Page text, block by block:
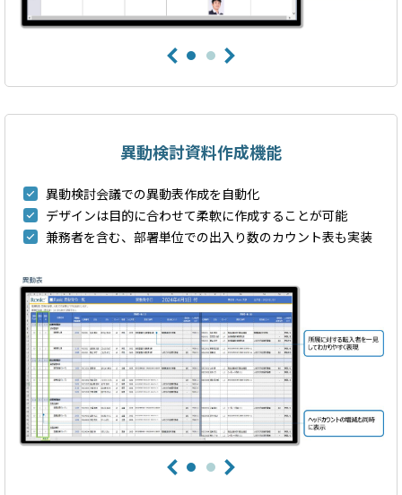
異動検討資料作成機能
異動検討会議での異動表作成を自動化
デザインは目的に合わせて柔軟に作成することが可能
兼務者を含む、部署単位での出入り数のカウント表も実装